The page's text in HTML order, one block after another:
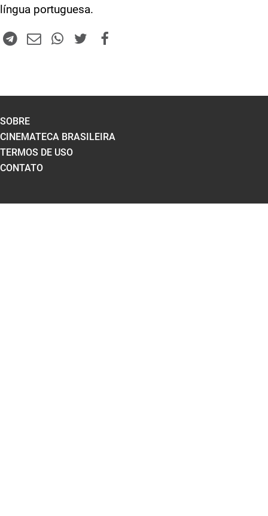
língua portuguesa.
SOBRE
CINEMATECA BRASILEIRA
TERMOS DE USO
CONTATO